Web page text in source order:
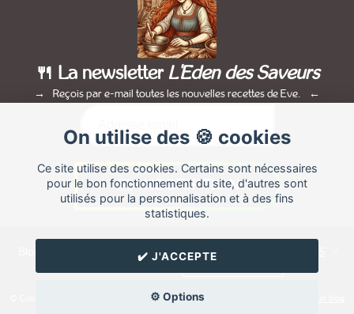
On utilise des 🍪 cookies
Ce site utilise des cookies. Certains sont nécessaires
pour le bon fonctionnement du site, d'autres sont
utilisés pour la personnalisation et à des fins
statistiques.
✔️ J'ACCEPTE
⚙️ Options
🍴 La newsletter L'Eden des Saveurs
Reçois par e-mail toutes les nouvelles recettes de Eve.
Blog de recettes de cuisine de Eve créé sur
© Cuisine.land : La plateforme de blog spécialisée dans les blogs culinaires.